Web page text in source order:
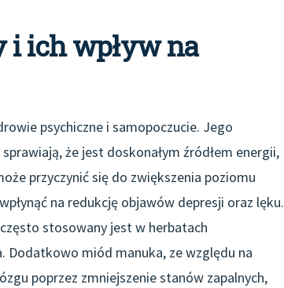
i ich wpływ na
psychiczne i samopoczucie. Jego
że jest doskonałym źródłem energii,
przyczynić się do zwiększenia poziomu
na redukcję objawów depresji oraz lęku.
stosowany jest w herbatach
Dodatkowo miód manuka, ze względu na
poprzez zmniejszenie stanów zapalnych,